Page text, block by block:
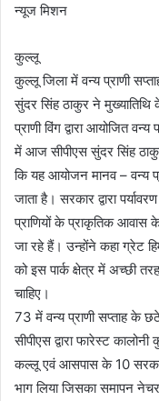
न्यूज मिशन
कुल्लू
कुल्लू जिला में वन्य प्राणी
सुंदर सिंह ठाकुर ने
प्राणी विंग द्वारा आयोजित
में आज सीपीएस सुंदर सिंह
कि यह आयोजन मानव – वन्य
जाता है। सरकार द्वारा
प्राणियों के प्राकृतिक आवास
जा रहे हैं। उन्होंने कहा ग्रेट
को इस पार्क क्षेत्र में अच्छी
चाहिए।
73 में वन्य प्राणी सप्ताह के
सीपीएस द्वारा फारेस्ट
कल्लू एवं आसपास के 10
भाग लिया जिसका समापन नेचर